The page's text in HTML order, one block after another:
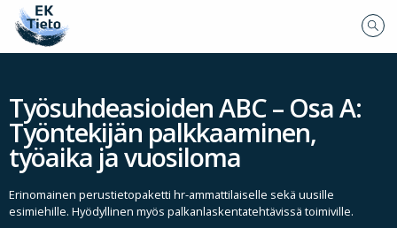
Työsuhdeasioiden ABC – Osa A:
Työntekijän palkkaaminen,
työaika ja vuosiloma
Erinomainen perustietopaketti hr-ammattilaiselle sekä uusille
esimiehille. Hyödyllinen myös palkanlaskentatehtävissä toimiville.